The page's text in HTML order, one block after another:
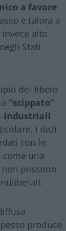
a favore
e talora a
alto
Stati
del libero
“scippato”
industriali
I dazi
con le
una
possono
produce